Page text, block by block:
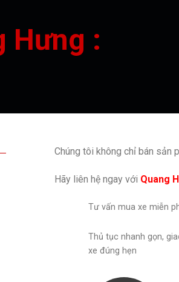
Hưng :
Chúng tôi không chỉ bán sản
Hãy liên hệ ngay với Quang
Tư vấn mua xe miễn
Thủ tục nhanh gọn,
xe đúng hẹn